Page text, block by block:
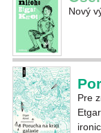
Nový
Pre